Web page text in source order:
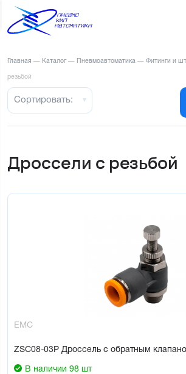
Главная — Каталог — Пневмоавтоматика — Фитинги и
резьбой
Сортировать:
Дроссели с резьбой
EMC
ZSC08-03P Дроссель с обратным
В наличии 98 шт